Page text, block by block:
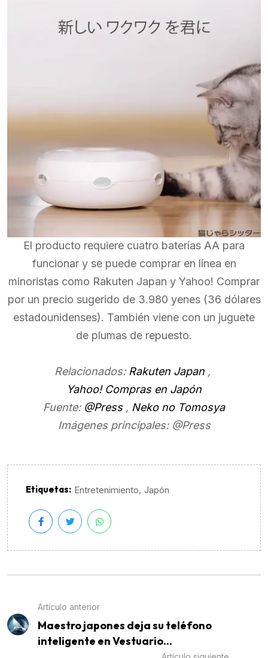
El producto requiere cuatro baterías AA para
funcionar y se puede comprar en línea en
minoristas como Rakuten Japan y Yahoo! Comprar
por un precio sugerido de 3.980 yenes (36 dólares
estadounidenses). También viene con un juguete
de plumas de repuesto.
Relacionados: Rakuten Japan ,
Yahoo! Compras en Japón
Fuente: @Press, Neko no Tomosya
Imágenes principales: @Press
Etiquetas: Entretenimiento, Japón
Artículo anterior
Maestro japones deja su teléfono
inteligente en Vestuario...